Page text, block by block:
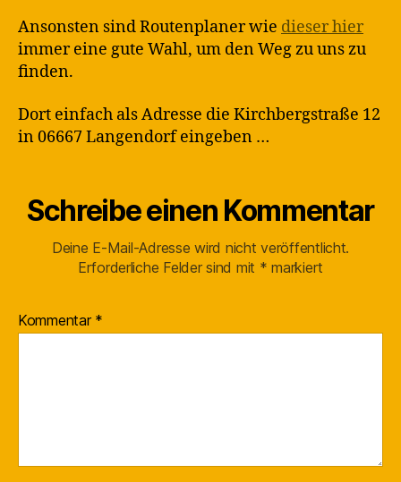
Ansonsten sind Routenplaner wie dieser hier
immer eine gute Wahl, um den Weg zu uns zu
finden.
Dort einfach als Adresse die Kirchbergstraße 12
in 06667 Langendorf eingeben …
Schreibe einen Kommentar
Deine E-Mail-Adresse wird nicht veröffentlicht.
Erforderliche Felder sind mit * markiert
Kommentar *